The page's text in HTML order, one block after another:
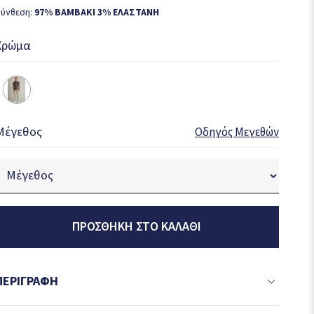
97% ΒΑΜΒΑΚΙ 3% ΕΛΑΣΤΑΝΗ
Οδηγός Μεγεθών
ΠΡΟΣΘΉΚΗ ΣΤΟ ΚΑΛΆΘΙ